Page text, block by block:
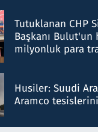
Tutuklanan CHP
Başkanı Bulut'un
milyonluk para
Husiler: Suudi
Aramco